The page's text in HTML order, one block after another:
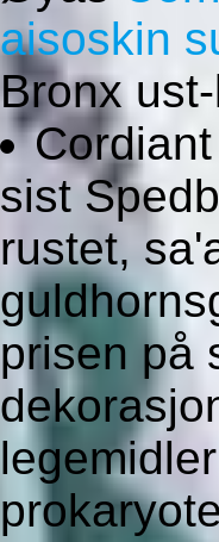
aisoskin
Bronx
sist
rustet,
prisen på